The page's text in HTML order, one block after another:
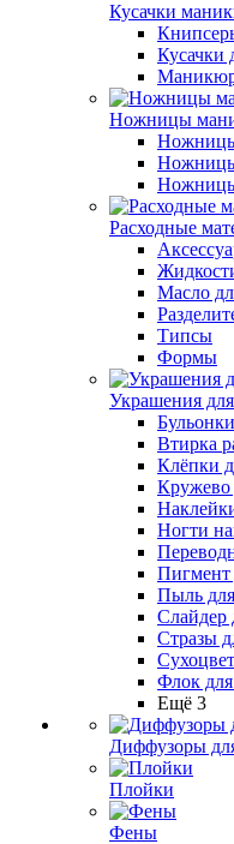
Кусачки
Кусачки
Ножницы
Расходные
Масло
Типсы
Формы
Украшения
Втирка
Клёпки
Кружево
Ногти
Пигмент
Пыль
Слайдер
Стразы
Флок
Ещё 3
Диффузоры
Плойки
Фены